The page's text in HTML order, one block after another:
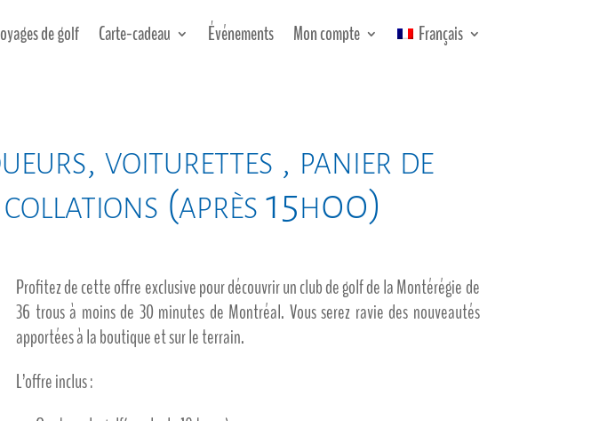
de golf Carte-cadeau Événements Mon compte Français
voiturettes , panier de
(après 15h00)
Profitez de cette offre exclusive pour découvrir un club de golf de la Montérégie de
36 trous à moins de 30 minutes de Montréal. Vous serez ravie des nouveautés
apportées à la boutique et sur le terrain.
L’offre inclus :